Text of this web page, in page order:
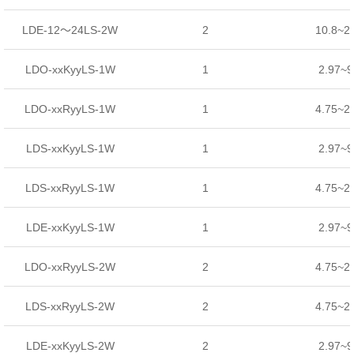
LDE-12～24LS-2W 2
LDO-xxKyyLS-1W 1
LDO-xxRyyLS-1W 1
LDS-xxKyyLS-1W 1
LDS-xxRyyLS-1W 1
LDE-xxKyyLS-1W 1
LDO-xxRyyLS-2W 2
LDS-xxRyyLS-2W 2
LDE-xxKyyLS-2W 2